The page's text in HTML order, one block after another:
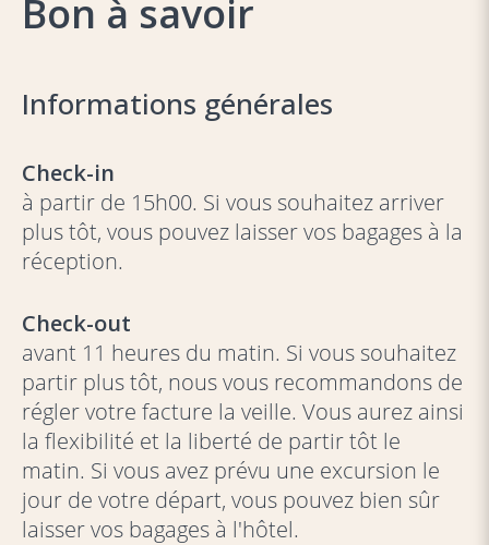
Bon à savoir
Informations générales
Check-in
à partir de 15h00. Si vous souhaitez arriver
plus tôt, vous pouvez laisser vos bagages à la
réception.
Check-out
avant 11 heures du matin. Si vous souhaitez
partir plus tôt, nous vous recommandons de
régler votre facture la veille. Vous aurez ainsi
la flexibilité et la liberté de partir tôt le
matin. Si vous avez prévu une excursion le
jour de votre départ, vous pouvez bien sûr
laisser vos bagages à l'hôtel.